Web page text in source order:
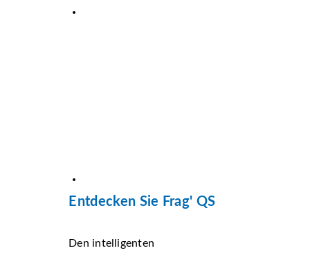
Entdecken Sie Frag' QS
Den intelligenten